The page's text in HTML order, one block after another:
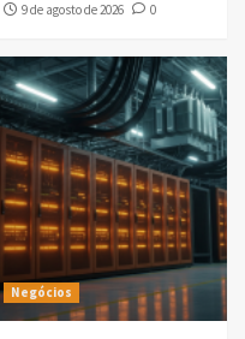
9 de agosto de 2026
0
Negócios